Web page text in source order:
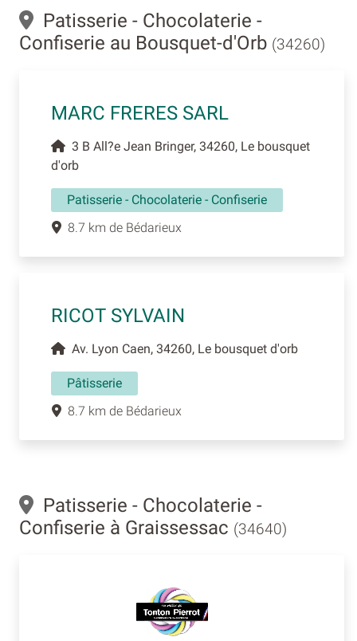
Patisserie - Chocolaterie -
Confiserie au Bousquet-d'Orb (34260)
MARC FRERES SARL
3 B All?e Jean Bringer, 34260, Le bousquet
d'orb
Patisserie - Chocolaterie - Confiserie
8.7 km de Bédarieux
RICOT SYLVAIN
Av. Lyon Caen, 34260, Le bousquet d'orb
Pâtisserie
8.7 km de Bédarieux
Patisserie - Chocolaterie -
Confiserie à Graissessac (34640)